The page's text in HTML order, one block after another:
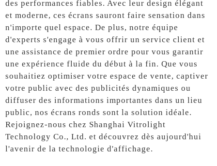
des performances fiables. Avec leur design élégant
et moderne, ces écrans sauront faire sensation dans
n'importe quel espace. De plus, notre équipe
d'experts s'engage à vous offrir un service client et
une assistance de premier ordre pour vous garantir
une expérience fluide du début à la fin. Que vous
souhaitiez optimiser votre espace de vente, captiver
votre public avec des publicités dynamiques ou
diffuser des informations importantes dans un lieu
public, nos écrans ronds sont la solution idéale.
Rejoignez-nous chez Shanghai Vitrolight
Technology Co., Ltd. et découvrez dès aujourd'hui
l'avenir de la technologie d'affichage.